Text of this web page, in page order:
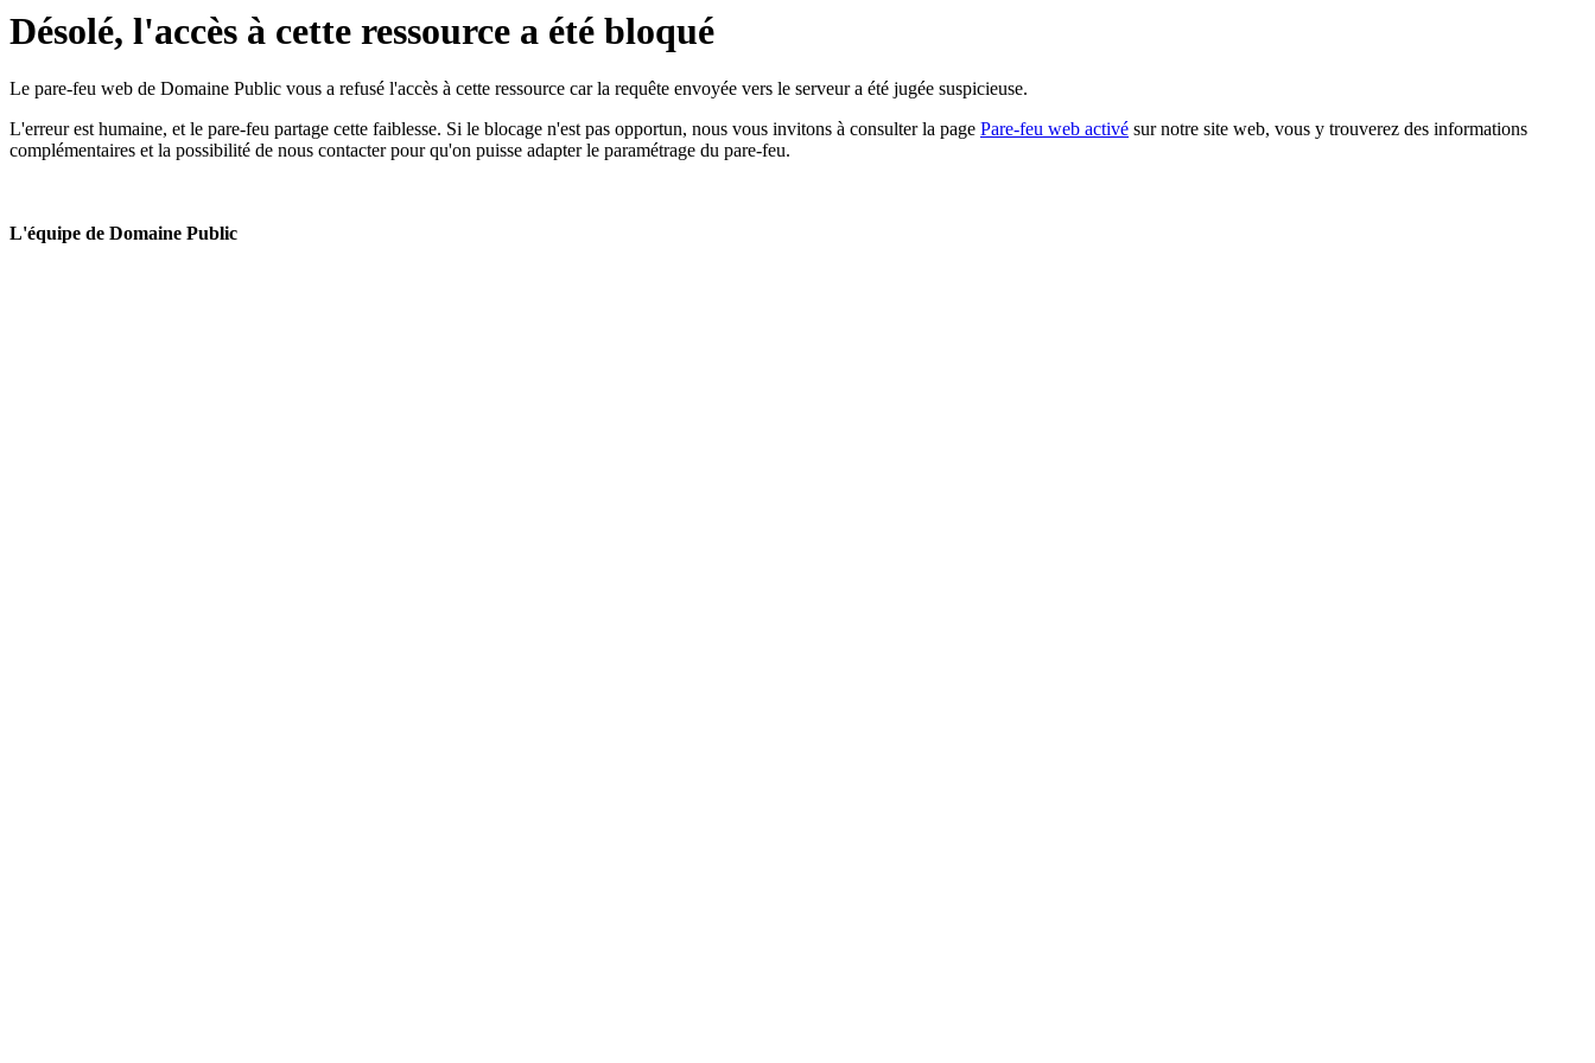
Désolé, l'accès à cette ressource a été bloqué
Le pare-feu web de Domaine Public vous a refusé l'accès à cette ressource car la requête envoyée vers le serveur a été jugée suspicieuse.
L'erreur est humaine, et le pare-feu partage cette faiblesse. Si le blocage n'est pas opportun, nous vous invitons à consulter la page Pare-feu web activé sur notre site web, vous y trouverez des informations
complémentaires et la possibilité de nous contacter pour qu'on puisse adapter le paramétrage du pare-feu.
L'équipe de Domaine Public